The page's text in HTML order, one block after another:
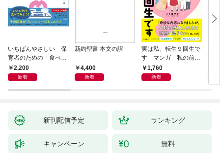
いちばんやさしい 保
育者のための「食べな
い子」サポートＢＯＯ
Ｋ 偏食・少食のお悩
2,200
新着
新約聖書 本文の訳
4,400
新着
実は私、転生９回生で
す マンガ 私の前世
物語1,760
新着
が
新刊配信予定 ランキング
キャンペーン 無料